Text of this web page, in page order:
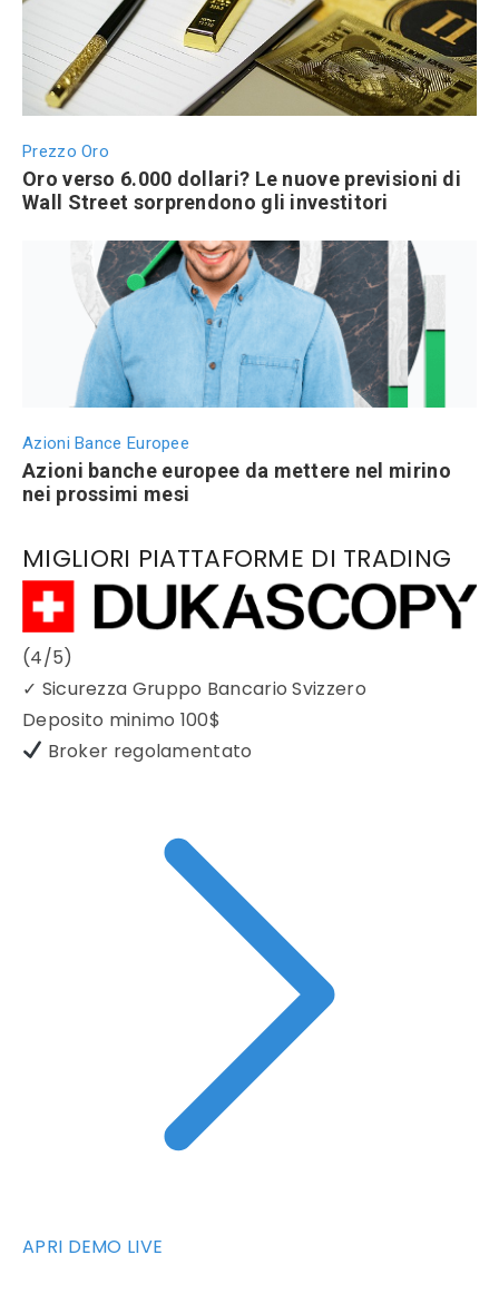
Prezzo Oro
Oro verso 6.000 dollari? Le nuove previsioni di
Wall Street sorprendono gli investitori
Azioni Bance Europee
Azioni banche europee da mettere nel mirino
nei prossimi mesi
MIGLIORI PIATTAFORME DI TRADING
(4/5)
✓ Sicurezza Gruppo Bancario Svizzero
Deposito minimo 100$
Broker regolamentato
APRI DEMO LIVE